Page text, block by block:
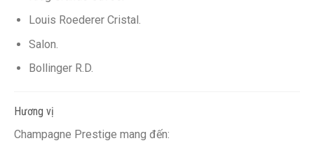
Louis Roederer Cristal.
Salon.
Bollinger R.D.
Hương vị
Champagne Prestige mang đến: